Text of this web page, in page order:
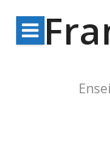
contenu